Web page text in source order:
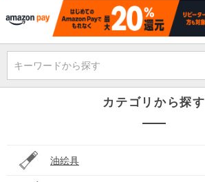
キーワードから探す
カテゴリから探す
油絵具